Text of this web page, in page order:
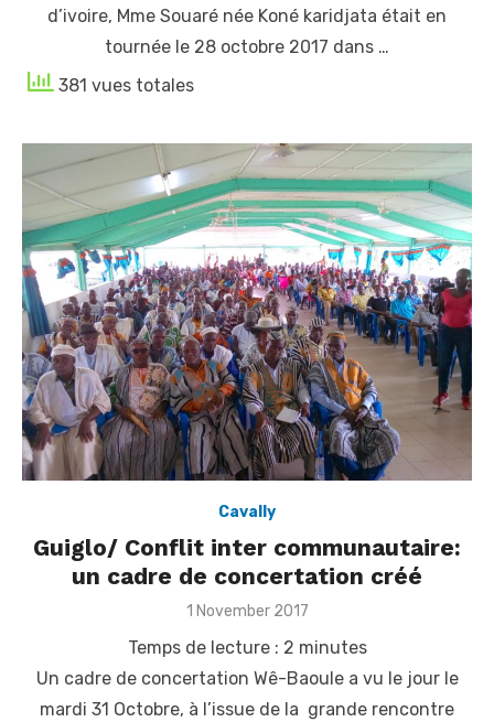
d’ivoire, Mme Souaré née Koné karidjata était en
tournée le 28 octobre 2017 dans …
381 vues totales
Cavally
Guiglo/ Conflit inter communautaire:
un cadre de concertation créé
Posted
1 November 2017
Temps de lecture : 2 minutes
Un cadre de concertation Wê-Baoule a vu le jour le
mardi 31 Octobre, à l’issue de la grande rencontre